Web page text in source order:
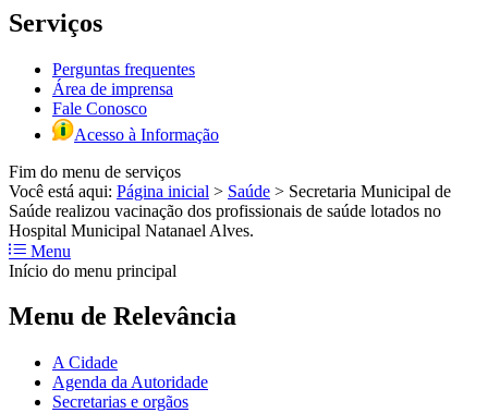
Serviços
Perguntas frequentes
Área de imprensa
Fale Conosco
Acesso à Informação
Fim do menu de serviços
Você está aqui: Página inicial > Saúde > Secretaria Municipal de
Saúde realizou vacinação dos profissionais de saúde lotados no
Hospital Municipal Natanael Alves.
Menu
Início do menu principal
Menu de Relevância
A Cidade
Agenda da Autoridade
Secretarias e orgãos